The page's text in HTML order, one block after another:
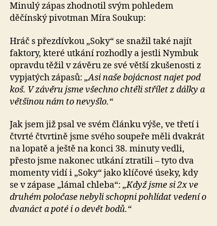
Minulý zápas zhodnotil svým pohledem
děčínský pivotman Míra Soukup:
Hráč s přezdívkou „Soky“ se snažil také najít
faktory, které utkání rozhodly a jestli Nymbuk
opravdu těžil v závěru ze své větší zkušenosti z
vypjatých zápasů: „Asi naše bojácnost najet pod
koš. V závěru jsme všechno chtěli střílet z dálky a
většinou nám to nevyšlo.“
Jak jsem již psal ve svém článku výše, ve třetí i
čtvrté čtvrtině jsme svého soupeře měli dvakrát
na lopatě a ještě na konci 38. minuty vedli,
přesto jsme nakonec utkání ztratili – tyto dva
momenty vidí i „Soky“ jako klíčové úseky, kdy
se v zápase „lámal chleba“: „Když jsme si 2x ve
druhém poločase nebyli schopni pohlídat vedení o
dvanáct a poté i o devět bodů.“